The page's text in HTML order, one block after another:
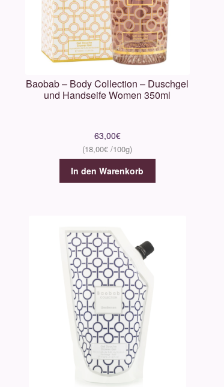
Baobab – Body Collection – Duschgel
und Handseife Women 350ml
63,00€
18,00€
In den Warenkorb